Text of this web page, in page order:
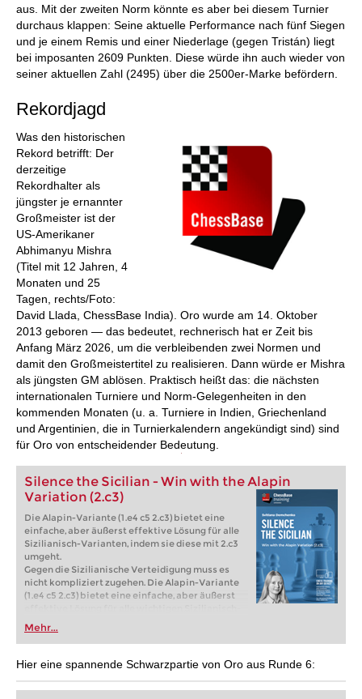
aus. Mit der zweiten Norm könnte es aber bei diesem Turnier
durchaus klappen: Seine aktuelle Performance nach fünf Siegen
und je einem Remis und einer Niederlage (gegen Tristán) liegt
bei imposanten 2609 Punkten. Diese würde ihn auch wieder von
seiner aktuellen Zahl (2495) über die 2500er-Marke befördern.
Rekordjagd
Was den historischen
Rekord betrifft: Der
derzeitige
Rekordhalter als
jüngster je ernannter
Großmeister ist der
US-Amerikaner
Abhimanyu Mishra
(Titel mit 12 Jahren, 4
Monaten und 25
Tagen, rechts/Foto:
David Llada, ChessBase India). Oro wurde am 14. Oktober
2013 geboren — das bedeutet, rechnerisch hat er Zeit bis
Anfang März 2026, um die verbleibenden zwei Normen und
damit den Großmeistertitel zu realisieren. Dann würde er Mishra
als jüngsten GM ablösen. Praktisch heißt das: die nächsten
internationalen Turniere und Norm-Gelegenheiten in den
kommenden Monaten (u. a. Turniere in Indien, Griechenland
und Argentinien, die in Turnierkalendern angekündigt sind) sind
für Oro von entscheidender Bedeutung.
Silence the Sicilian - Win with the Alapin
Variation (2.c3)
Die Alapin-Variante (1.e4 c5 2.c3) bietet eine
einfache, aber äußerst effektive Lösung für alle
Sizilianisch-Varianten, indem sie diese mit 2.c3
umgeht.
Gegen die Sizilianische Verteidigung muss es
nicht kompliziert zugehen. Die Alapin-Variante
(1.e4 c5 2.c3) bietet eine einfache, aber äußerst
Unabhängig davon, ob Ihr Gegner die Najdorf-,
Taimanov- oder Drachenvariante spielt, können
Sie mit der Alapin-Variante bereits im zweiten
Zug die Kontrolle über das Spiel übernehmen.
Kostenloses Videobeispiel:Introduction
Mehr...
Hier eine spannende Schwarzpartie von Oro aus Runde 6: